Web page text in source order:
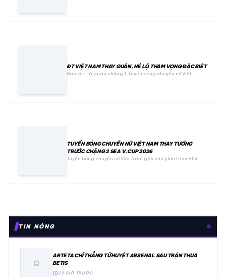
ĐT VIỆT NAM THAY QUÂN, HÉ LỘ THAM VỌNG ĐẶC BIỆT
Sau vị trí á quân chặng 1, tuyển bóng chuyền nữ Việt…
TUYỂN BÓNG CHUYỀN NỮ VIỆT NAM THAY TƯỚNG
TRƯỚC CHẶNG 2 SEA V.CUP 2026
Tuyển bóng chuyền nữ Việt Nam gây chú ý khi thay HLV…
TIN NÓNG
image
ARTETA CHỈ THẲNG TỬ HUYỆT ARSENAL SAU TRẬN THUA
BETIS
schedule23 GIỜ TRƯỚC